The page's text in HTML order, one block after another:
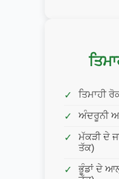
ਤਿਮਾਹੀ
ਅੰਦਰੂਨੀ
ਮੱਕੜੀ ਦੇ
ਤੱਕ)
ਭੂੰਡਾਂ ਦੇ